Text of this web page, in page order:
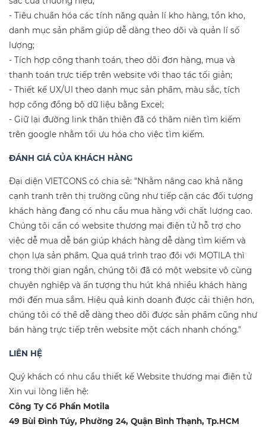
- Tiêu chuẩn hóa các tính năng quản lí kho hàng, tồn kho,
danh mục sản phẩm giúp dễ dàng theo dõi và quản lí số
lượng;
- Tích hợp cổng thanh toán, theo dõi đơn hàng, mua và
thanh toán trực tiếp trên website với thao tác tối giản;
- Thiết kế UX/UI theo danh mục sản phẩm, màu sắc, tích
hợp cổng đồng bộ dữ liệu bằng Excel;
- Giữ lại đường link thân thiện đã có thâm niên tìm kiếm
trên google nhằm tối ưu hóa cho việc tìm kiếm.
ĐÁNH GIÁ CỦA KHÁCH HÀNG
Đại diện VIETCONS có chia sẻ: "Nhằm nâng cao khả năng
cạnh tranh trên thị trường cũng như tiếp cận các đối tượng
khách hàng đang có nhu cầu mua hàng với chất lượng cao.
Chúng tôi cần có website thương mại điện tử hỗ trợ cho
việc dễ mua dễ bán giúp khách hàng dễ dàng tìm kiếm và
chọn lựa sản phẩm. Qua quá trình trao đổi với MOTILA thì
trong thời gian ngắn, chúng tôi đã có một website vô cùng
chuyên nghiệp và ấn tượng thu hút khá nhiều khách hàng
mới đến mua sắm. Hiệu quả kinh doanh được cải thiện hơn,
chúng tôi có thể dễ dàng theo dõi được sản phẩm cũng như
bán hàng trực tiếp trên website một cách nhanh chóng."
LIÊN HỆ
Quý khách có nhu cầu thiết kế Website thương mại điện tử
Xin vui lòng liên hệ:
Công Ty Cổ Phần Motila
49 Bùi Đình Túy, Phường 24, Quận Bình Thạnh, Tp.HCM